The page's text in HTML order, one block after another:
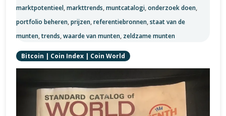
marktpotentieel,markttrends,muntcatalogi,onderzoek doen,
portfolio beheren,prijzen,referentiebronnen,staat van de
munten,trends,waarde van munten, zeldzame munten
Bitcoin | Coin Index | Coin World